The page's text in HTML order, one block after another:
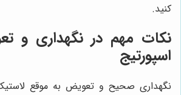
کنید.
نکات مهم در نگهداری و
اسپورتیج
نگهداری صحیح و تعویض به موقع